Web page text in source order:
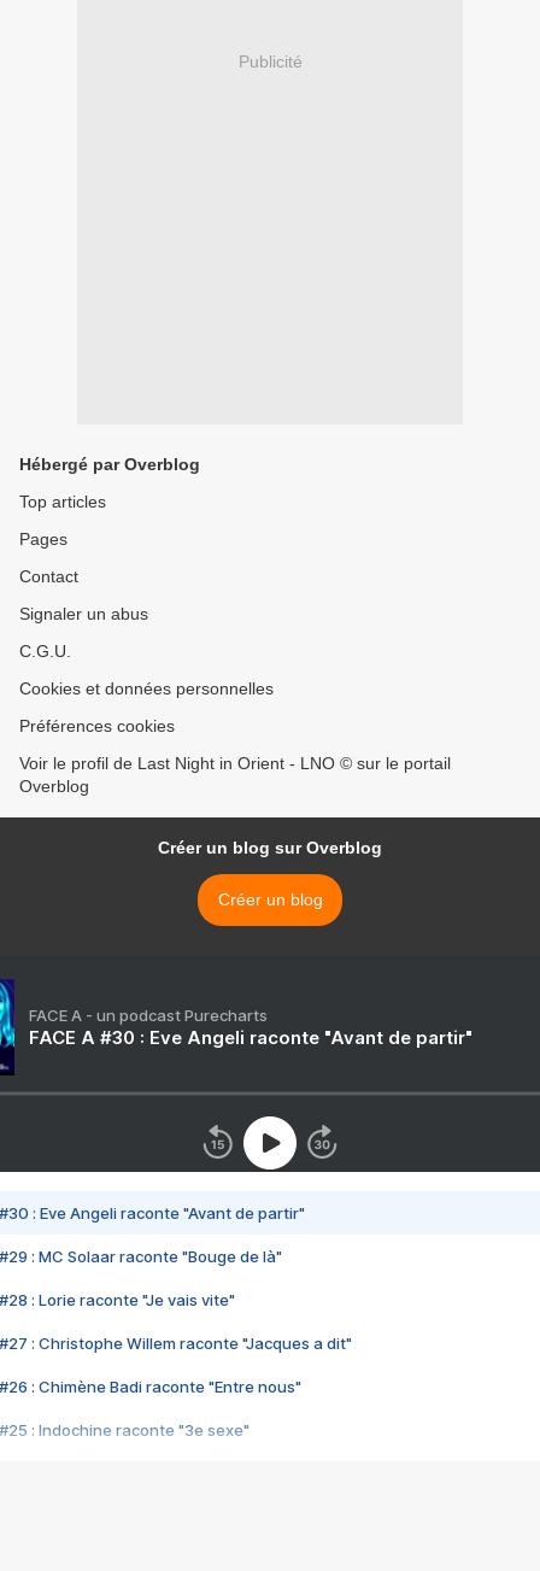
Publicité
Hébergé par Overblog
Top articles
Pages
Contact
Signaler un abus
C.G.U.
Cookies et données personnelles
Préférences cookies
Voir le profil de Last Night in Orient - LNO © sur le portail
Overblog
Créer un blog sur Overblog
Créer un blog
FACE A - un podcast Purecharts
FACE A #30 : Eve Angeli raconte "Avant de partir"
#30 : Eve Angeli raconte "Avant de partir"
#29 : MC Solaar raconte "Bouge de là"
#28 : Lorie raconte "Je vais vite"
#27 : Christophe Willem raconte "Jacques a dit"
#26 : Chimène Badi raconte "Entre nous"
#25 : Indochine raconte "3e sexe"